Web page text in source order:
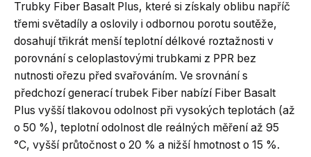
Trubky Fiber Basalt Plus, které si získaly oblibu napříč
třemi světadíly a oslovily i odbornou porotu soutěže,
dosahují třikrát menší teplotní délkové roztažnosti v
porovnání s celoplastovými trubkami z PPR bez
nutnosti ořezu před svařováním. Ve srovnání s
předchozí generací trubek Fiber nabízí Fiber Basalt
Plus vyšší tlakovou odolnost při vysokých teplotách (až
o 50 %), teplotní odolnost dle reálných měření až 95
°C, vyšší průtočnost o 20 % a nižší hmotnost o 15 %.